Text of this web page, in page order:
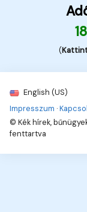
(
English (US)
Impresszum ·
© Kék hírek,
fenttartva